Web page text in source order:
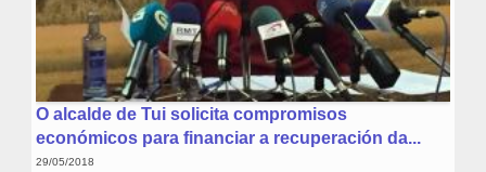
O alcalde de Tui solicita compromisos
económicos para financiar a recuperación da...
29/05/2018